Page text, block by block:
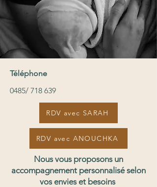
Téléphone
0485/ 718 639
RDV avec SARAH
RDV avec ANOUCHKA
Nous vous proposons un
accompagnement personnalisé selon
vos envies et besoins